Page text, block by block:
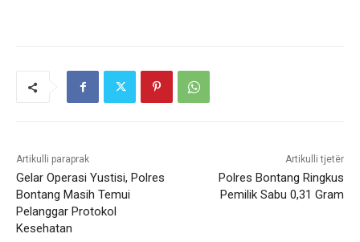
Artikulli paraprak
Gelar Operasi Yustisi, Polres
Bontang Masih Temui
Pelanggar Protokol
Kesehatan
Artikulli tjetër
Polres Bontang Ringkus
Pemilik Sabu 0,31 Gram